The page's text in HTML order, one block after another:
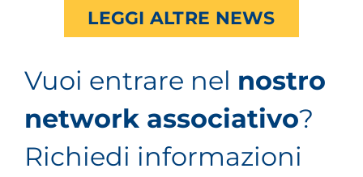
LEGGI ALTRE NEWS
Vuoi entrare nel nostro
network associativo?
Richiedi informazioni